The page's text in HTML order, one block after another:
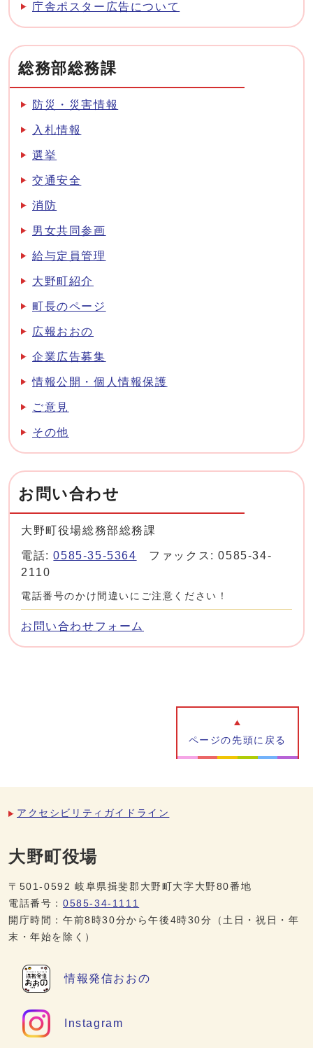
庁舎ポスター広告について
総務部総務課
防災・災害情報
入札情報
選挙
交通安全
消防
男女共同参画
給与定員管理
大野町紹介
町長のページ
広報おおの
企業広告募集
情報公開・個人情報保護
ご意見
その他
お問い合わせ
大野町役場総務部総務課
電話:0585-35-5364 ファックス: 0585-34-
2110
電話番号のかけ間違いにご注意ください！
お問い合わせフォーム
ページの先頭に戻る
アクセシビリティガイドライン
大野町役場
〒501-0592 岐阜県揖斐郡大野町大字大野80番地
電話番号： 0585-34-1111
開庁時間：午前8時30分から午後4時30分（土日・祝日・年
末・年始を除く）
情報発信おおの
Instagram